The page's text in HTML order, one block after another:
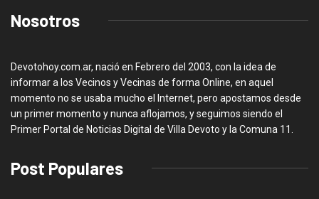
Nosotros
Devotohoy.com.ar, nació en Febrero del 2003, con la idea de
informar a los Vecinos y Vecinas de forma Online, en aquel
momento no se usaba mucho el Internet, pero apostamos desde
un primer momento y nunca aflojamos, y seguimos siendo el
Primer Portal de Noticias Digital de Villa Devoto y la Comuna 11.
Post Populares